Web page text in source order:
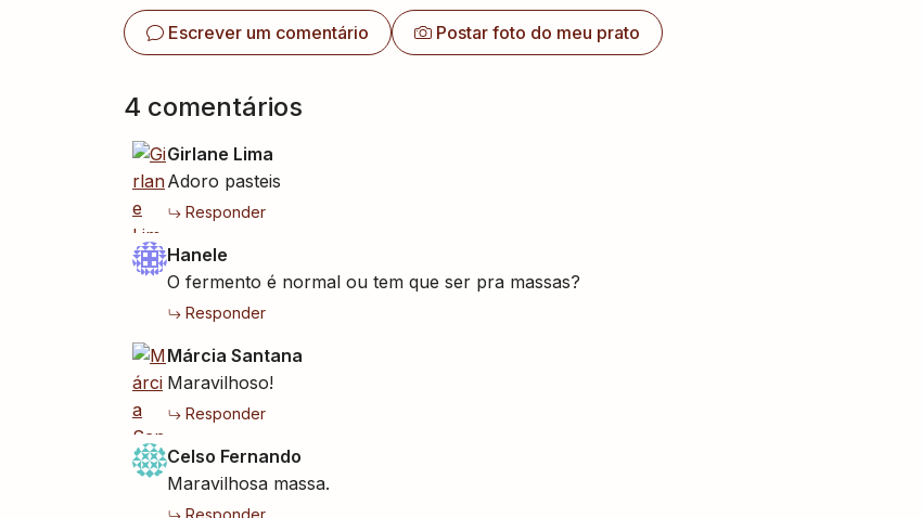
Escrever um comentário Postar foto do meu prato
4 comentários
Girlane Lima
Adoro pasteis
Responder
Hanele
O fermento é normal ou tem que ser pra massas?
Responder
Márcia Santana
Maravilhoso!
Responder
Celso Fernando
Maravilhosa massa.
Responder